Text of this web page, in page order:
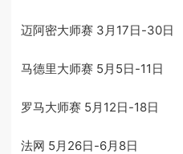
迈阿密大师赛 3月17日-30日
马德里大师赛 5月5日-11日
罗马大师赛 5月12日-18日
法网 5月26日-6月8日